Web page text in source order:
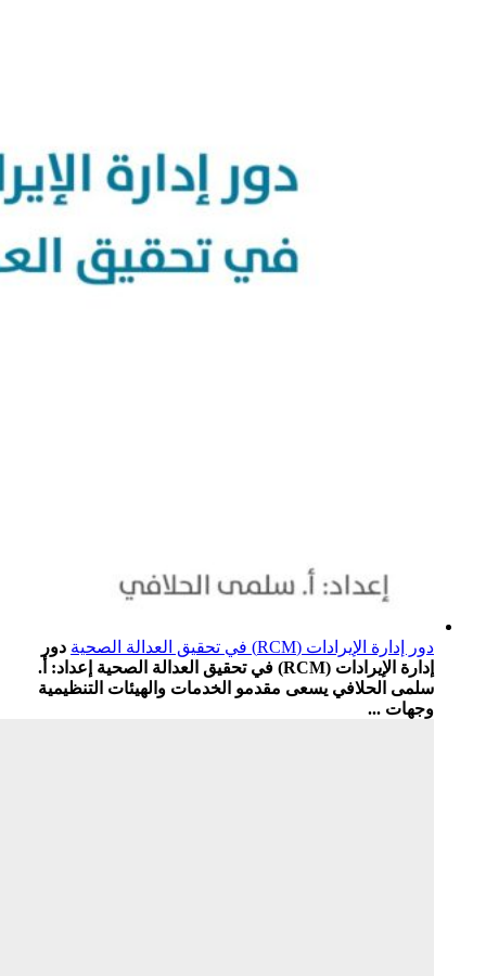
دور إدارة الإيرادات (RCM) في تحقيق العدالة الصحية
دور
إدارة الإيرادات (RCM) في تحقيق العدالة الصحية إعداد: أ.
سلمى الحلافي يسعى مقدمو الخدمات والهيئات التنظيمية
وجهات ...